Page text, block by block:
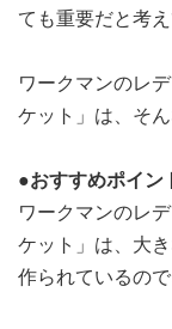
ても重要だと考え
ワークマンのレ
ケット」は、そ
●おすすめポイン
ワークマンのレ
ケット」は、大
作られているの